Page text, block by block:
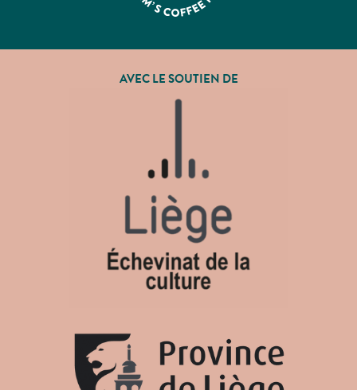
AVEC LE SOUTIEN DE